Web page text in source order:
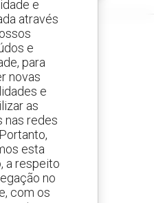
alertas
usados
o mundo
e
através
e
para
novas
e
as
nas redes
esta
a respeito
no
com os